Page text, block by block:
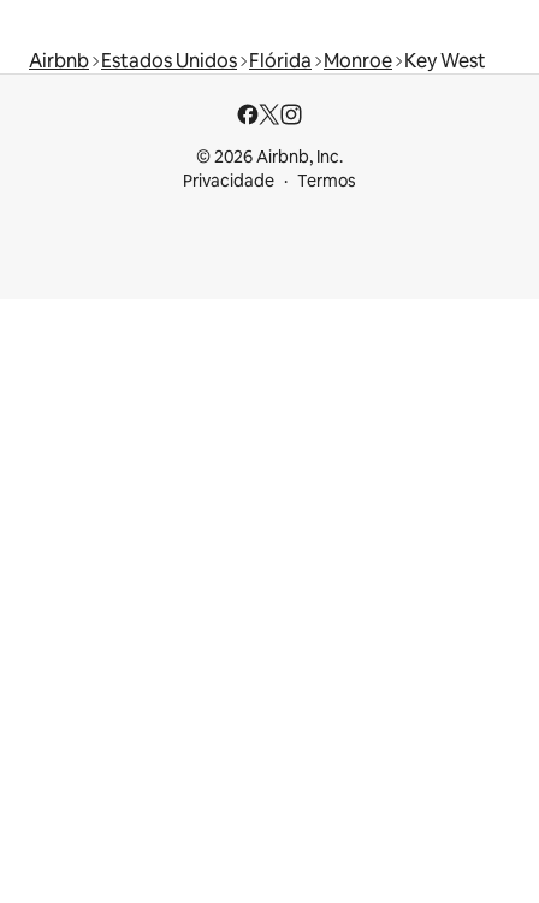
Airbnb Estados Unidos Flórida Monroe Key West
© 2026 Airbnb, Inc.
Privacidade
Termos